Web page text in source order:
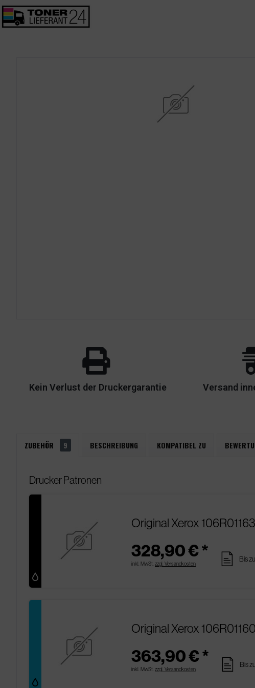
Kein Verlust der Druckergarantie Versand
ZUBEHÖR 9 BESCHREIBUNG KOMPATIBEL ZU
Drucker Patronen
Original Xerox
328,90 € *
inkl. MwSt. zzgl. Versandkosten pages Bis zu
Original Xerox
363,90 € *
inkl. MwSt. zzgl. Versandkosten pages Bis zu